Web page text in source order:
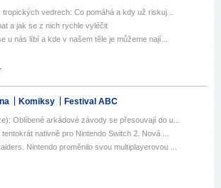
vedrech: Co pomáhá a kdy už riskuj...
a jak se z nich rychle vyléčit
u nás líbí a kde v našem těle je můžeme nají...
Komiksy Festival ABC
Oblíbené arkádové závody se přesouvají do u...
nativně pro Nintendo Switch 2. Nová ...
Nintendo proměnilo svou multiplayerovou ...